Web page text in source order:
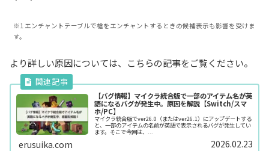
※1 エンチャントテーブルで槍をエンチャントするときの候補表示も影響を受けま
す。
より詳しい原因については、こちらの記事をご覧ください。
【バグ情報】マイクラ統合版で一部のアイテム名が英
語になるバグが発生中。原因を解説【Switch/スマ
ホ/PC】
マイクラ統合版でver26.0（またはver26.1）にアップデートする
と、一部のアイテムの名前が英語で表示されるバグが発生してい
ます。そこで今回は、...
erusuika.com 2026.02.23